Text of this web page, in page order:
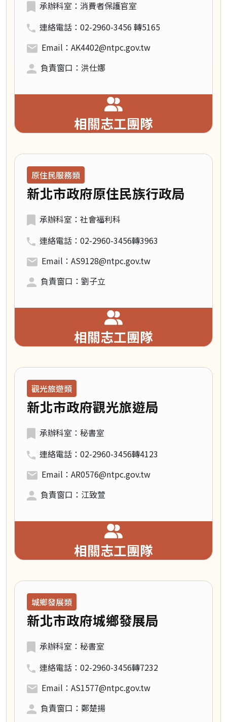
承辦科室：消費者保護官室
連絡電話：02-2960-3456 轉5165
Email：AK4402@ntpc.gov.tw
負責窗口：洪仕娜
相關志工團隊
領域類別：
原住民服務類
新北市政府原住民族行政局
承辦科室：社會福利科
連絡電話：02-2960-3456轉3963
Email：AS9128@ntpc.gov.tw
負責窗口：劉子立
相關志工團隊
領域類別：
觀光旅遊類
新北市政府觀光旅遊局
承辦科室：秘書室
連絡電話：02-2960-3456轉4123
Email：AR0576@ntpc.gov.tw
負責窗口：江致萱
相關志工團隊
領域類別：
城鄉發展類
新北市政府城鄉發展局
承辦科室：秘書室
連絡電話：02-2960-3456轉7232
Email：AS1577@ntpc.gov.tw
負責窗口：鄭楚揚